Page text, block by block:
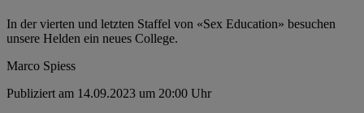
In der vierten und letzten Staffel von «Sex Education» besuchen
unsere Helden ein neues College.
Marco Spiess
Publiziert am 14.09.2023 um 20:00 Uhr